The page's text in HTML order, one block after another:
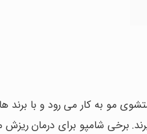
مو به کار می رود و با برند
برخی شامپو برای درمان